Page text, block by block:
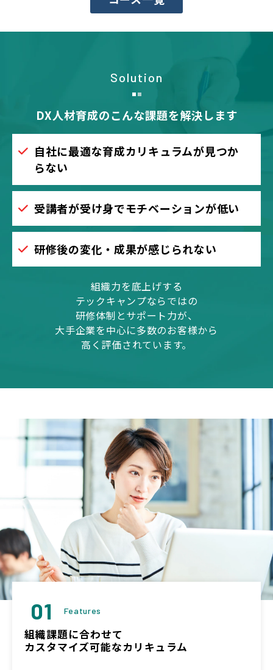
Solution
DX人材育成のこんな課題を解決します
自社に最適な育成カリキュラムが見つか
らない
受講者が受け身でモチベーションが低い
研修後の変化・成果が感じられない
組織力を底上げする
テックキャンプならではの
研修体制とサポート力が、
大手企業を中心に多数のお客様から
高く評価されています。
01 Features
組織課題に合わせて
カスタマイズ可能なカリキュラム